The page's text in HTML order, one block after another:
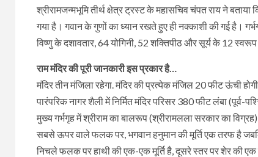
श्रीरामजन्मभूमि तीर्थ क्षेत्र ट्रस्ट के महासचिव चंपत राय ने
गया है। गवान के गुणों का ध्यान रखते हुए ही नक्काशी की गई है।
विष्णु के दशावतार, 64 योगिनी, 52 शक्तिपीठ और सूर्य के 12
राम मंदिर की पूरी जानकारी इस प्रकार है…
मंदिर तीन मंजिला रहेगा. मंदिर की प्रत्येक मंजिल 20 फीट ऊंची
पारंपरिक नागर शैली में निर्मित मंदिर परिसर 380 फीट लंबा
मुख्य गर्भगृह में श्रीराम का बालरूप (श्रीरामलला सरकार का
सबसे ऊपर वाले फलक पर, भगवान हनुमान की मूर्ति एक तरफ है
निचले फलक पर हाथी की एक-एक मूर्ति है, दूसरे स्तर पर शेर की एक